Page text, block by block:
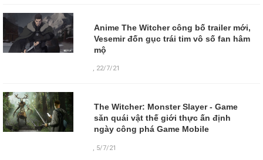
Anime The Witcher công bố trailer mới,
Vesemir đốn gục trái tim vô số fan hâm
mộ
, 22/7/21
The Witcher: Monster Slayer - Game
săn quái vật thế giới thực ấn định
ngày công phá Game Mobile
5/7/21